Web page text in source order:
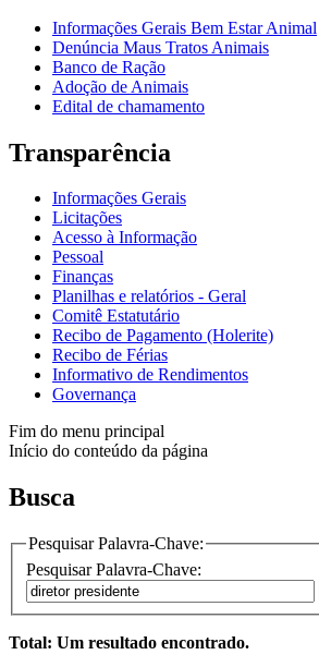
Informações Gerais Bem Estar Animal
Denúncia Maus Tratos Animais
Banco de Ração
Adoção de Animais
Edital de chamamento
Transparência
Informações Gerais
Licitações
Acesso à Informação
Pessoal
Finanças
Planilhas e relatórios - Geral
Comitê Estatutário
Recibo de Pagamento (Holerite)
Recibo de Férias
Informativo de Rendimentos
Governança
Fim do menu principal
Início do conteúdo da página
Busca
Pesquisar Palavra-Chave:
Pesquisar Palavra-Chave:
Total: Um resultado encontrado.